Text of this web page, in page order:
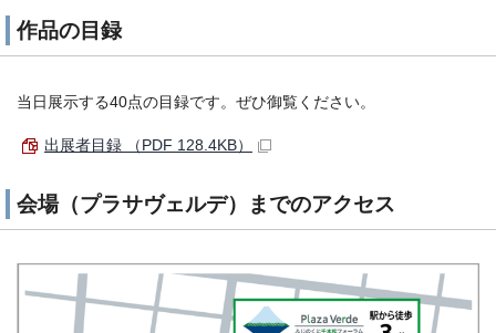
作品の目録
当日展示する40点の目録です。ぜひ御覧ください。
出展者目録 （PDF 128.4KB）
会場（プラサヴェルデ）までのアクセス